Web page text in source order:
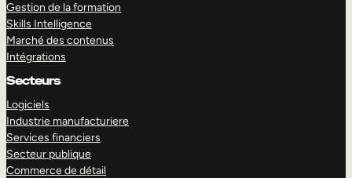
Gestion de la formation
Skills Intelligence
Marché des contenus
Intégrations
Secteurs
Logiciels
Industrie manufacturiere
Services financiers
Secteur publique
Commerce de détail